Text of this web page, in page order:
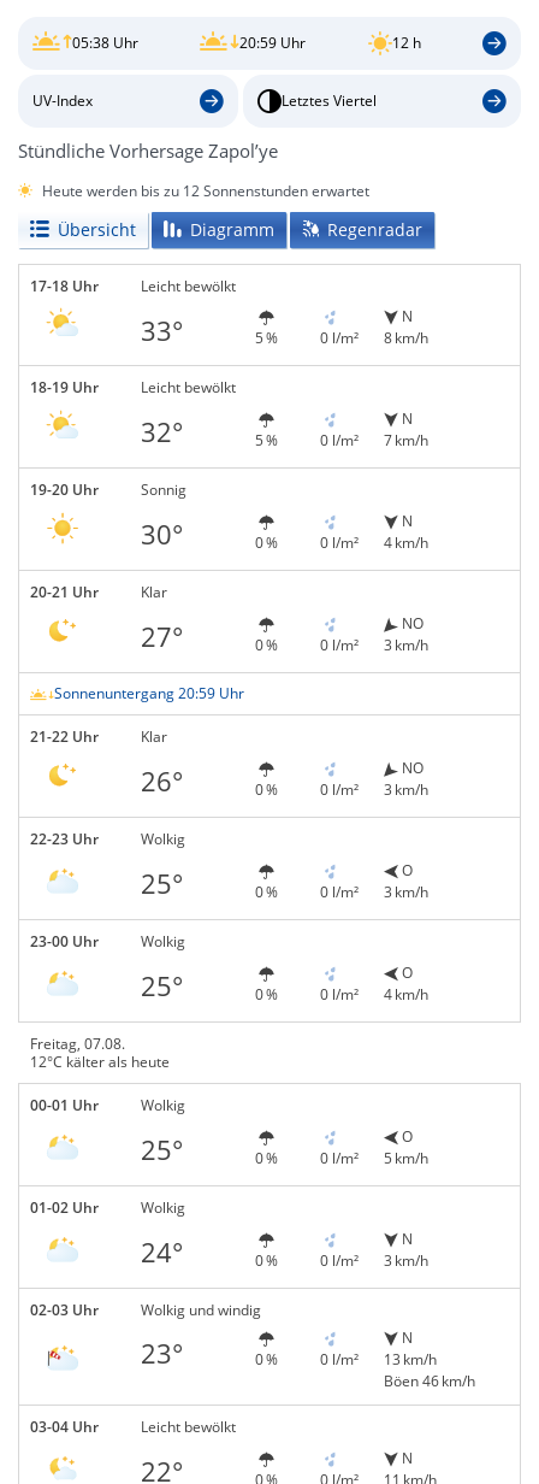
05:38 Uhr 20:59 Uhr 12 h
UV-Index Letztes Viertel
Stündliche Vorhersage Zapol’ye
Heute werden bis zu 12 Sonnenstunden erwartet
Übersicht Diagramm Regenradar
17-18 Uhr Leicht bewölkt
33° 5 % 0 l/m²
N
8 km/h
18-19 Uhr Leicht bewölkt
32° 5 % 0 l/m²
N
7 km/h
19-20 Uhr Sonnig
30° 0 % 0 l/m²
N
4 km/h
20-21 Uhr Klar
27° 0 % 0 l/m²
NO
3 km/h
Sonnenuntergang 20:59 Uhr
21-22 Uhr Klar
26° 0 % 0 l/m²
NO
3 km/h
22-23 Uhr Wolkig
25° 0 % 0 l/m²
O
3 km/h
23-00 Uhr Wolkig
25° 0 % 0 l/m²
O
4 km/h
Freitag, 07.08.
12°C kälter als heute
00-01 Uhr Wolkig
25° 0 % 0 l/m²
O
5 km/h
01-02 Uhr Wolkig
24° 0 % 0 l/m²
N
3 km/h
02-03 Uhr Wolkig und windig
23° 0 % 0 l/m²
N
13 km/h
Böen 46 km/h
03-04 Uhr Leicht bewölkt
22° 0 % 0 l/m²
N
11 km/h